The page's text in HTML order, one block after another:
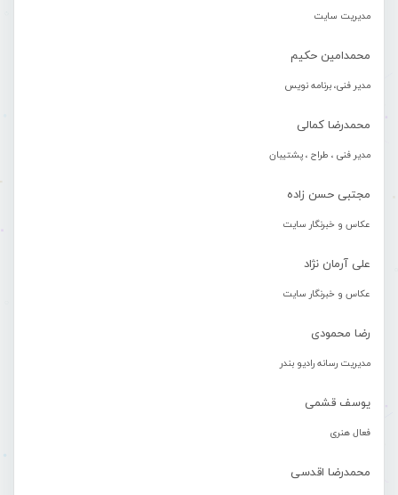
مدیریت سایت
محمدامین حکیم
مدیر فنی، برنامه نویس
محمدرضا کمالی
مدیر فنی ، طراح ، پشتیبان
مجتبی حسن زاده
عکاس و خبرنگار سایت
علی آرمان نژاد
عکاس و خبرنگار سایت
رضا محمودی
مدیریت رسانه رادیو بندر
یوسف قشمی
فعال هنری
محمدرضا اقدسی